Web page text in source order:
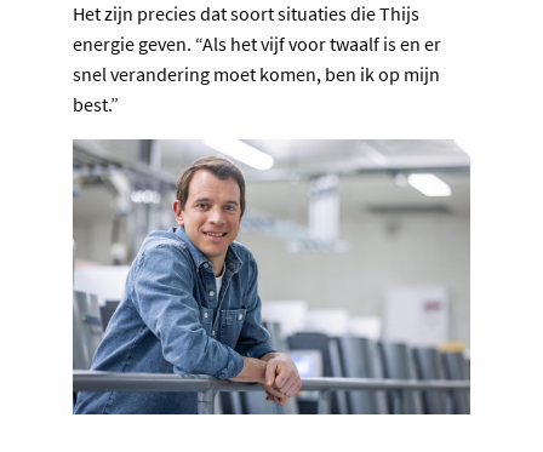
Het zijn precies dat soort situaties die Thijs
energie geven. “Als het vijf voor twaalf is en er
snel verandering moet komen, ben ik op mijn
best.”